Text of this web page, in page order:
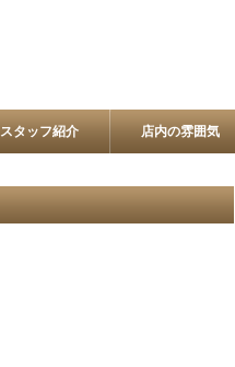
スタッフ紹介 店内の雰囲気